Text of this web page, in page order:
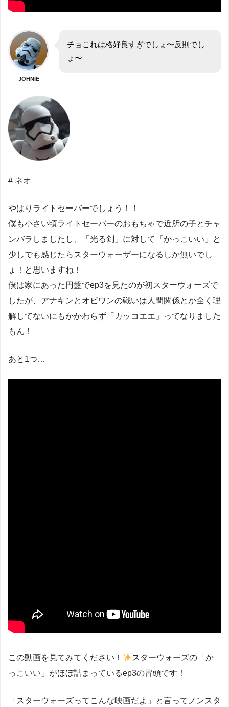
JOHNIE
チョこれは格好良すぎでしょ〜反則でし
ょ〜
# ネオ
やはりライトセーバーでしょう！！
僕も小さい頃ライトセーバーのおもちゃで近所の子とチャ
ンバラしましたし、「光る剣」に対して「かっこいい」と
少しでも感じたらスターウォーザーになるしか無いでし
ょ！と思いますね！
僕は家にあった円盤でep3を見たのが初スターウォーズで
したが、アナキンとオビワンの戦いは人間関係とか全く理
解してないにもかかわらず「カッコエエ」ってなりました
もん！
あと1つ…
この動画を見てみてください！
スターウォーズの「か
っこいい」がほぼ詰まっているep3の冒頭です！
「スターウォーズってこんな映画だよ」と言ってノンスタ